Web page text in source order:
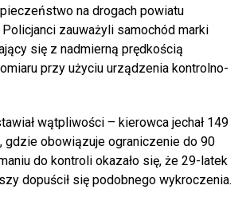
na drogach powiatu
zauważyli samochód marki
się z nadmierną prędkością
przy użyciu urządzenia kontrolno-
wątpliwości – kierowca jechał 149
gdzie obowiązuje ograniczenie do 90
do kontroli okazało się, że 29-latek
dopuścił się podobnego wykroczenia.